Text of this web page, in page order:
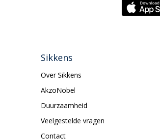
Sikkens
Over Sikkens
AkzoNobel
Duurzaamheid
Veelgestelde vragen
Contact